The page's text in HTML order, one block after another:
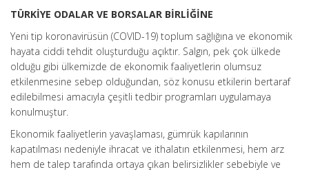
TÜRKİYE ODALAR VE BORSALAR BİRLİĞİNE
Yeni tip koronavirüsün (COVID-19) toplum sağlığına ve ekonomik
hayata ciddi tehdit oluşturduğu açıktır. Salgın, pek çok ülkede
olduğu gibi ülkemizde de ekonomik faaliyetlerin olumsuz
etkilenmesine sebep olduğundan, söz konusu etkilerin bertaraf
edilebilmesi amacıyla çeşitli tedbir programları uygulamaya
konulmuştur.
Ekonomik faaliyetlerin yavaşlaması, gümrük kapılarının
kapatılması nedeniyle ihracat ve ithalatın etkilenmesi, hem arz
hem de talep tarafında ortaya çıkan belirsizlikler sebebiyle ve